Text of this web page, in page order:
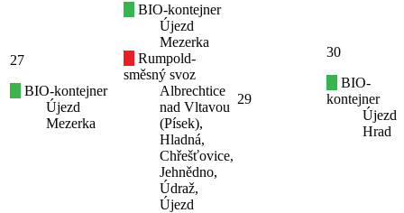
27
BIO-kontejner
Újezd
Mezerka
BIO-kontejner
Újezd
Mezerka
Rumpold-
směsný svoz
Albrechtice
nad Vltavou
(Písek),
Hladná,
Chřešťovice,
Jehnědno,
Údraž,
Újezd
29
30
BIO-
kontejner
Újezd
Hrad